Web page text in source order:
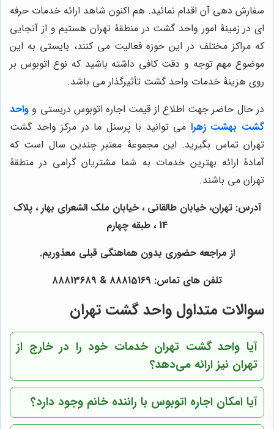
سفارش دهی آن اقدام نمائید. هم اکنون شاهد ارائه خدمات حرفه
ای در زمینۀ امور واحد گشت در منطقۀ تهران هستیم و از آنجایی
که مراکز مختلف در این حوزه فعالیت می کنند، بایستی به این
موضوع مهم توجه و دقت کافی داشته باشید که نوع اتوبوس بر
روی هزینۀ خدمات واحد گشت تأثیرگذار می باشد.
در حال حاضر جهت اطلاع از قیمت اجاره اتوبوس دربستی و واحد
گشت بهشت زهرا می توانید با پرسنل ما در مرکز واحد گشت
تهران تماس بگیرید. این مجموعۀ معتبر چندین سال است که
آمادۀ ارائه بهترین خدمات به شما مشتریان گرامی در منطقۀ
تهران می باشند.
آدرس: تهران، خیابان طالقانی ، خیابان ملک الشعرای بهار ، پلاک
14 ، طبقه چهارم
از مراجعه حضوری بدون هماهنگی قبلی معذوریم.
تلفن های تماس: 88815169 & 88813689
سوالات متداول واحد گشت تهران
آیا واحد گشت تهران خدمات خود را در خارج از
تهران نیز ارائه می‌دهد؟
آیا امکان اجاره اتوبوس با راننده خانم وجود دارد؟